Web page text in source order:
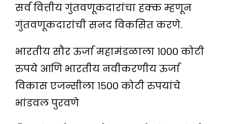
सर्व वित्तीय गुंतवणूकदारांचा हक्क म्हणून
गुंतवणूकदारांची सनद विकसित करणे.
भारतीय सौर ऊर्जा महामंडळाला १००० कोटी
रुपये आणि भारतीय नवीकरणीय ऊर्जा
विकास एजन्सीला १५०० कोटी रुपयांचे
भांडवल पुरवणे